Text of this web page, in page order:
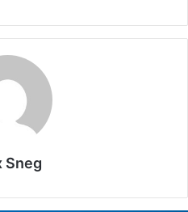
Sneg